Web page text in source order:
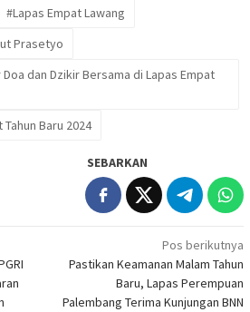
#Lapas Empat Lawang
Prasetyo
dan Dzikir Bersama di Lapas Empat
Tahun Baru 2024
SEBARKAN
Pos berikutnya
Pastikan Keamanan Malam Tahun
Baru, Lapas Perempuan
Palembang Terima Kunjungan BNN